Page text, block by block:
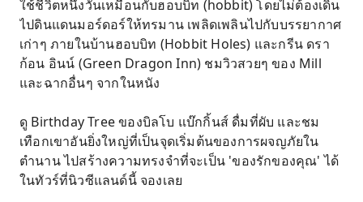
ใช้ชีวิตหนึ่งวันเหมือนกับฮอบบิท (hobbit) โดยไม่ต้องเดิน
ไปดินแดนมอร์ดอร์ให้ทรมาน เพลิดเพลินไปกับบรรยากาศ
เก่าๆ ภายในบ้านฮอบบิท (Hobbit Holes) และกรีน ดรา
ก้อน อินน์ (Green Dragon Inn) ชมวิวสวยๆ ของ Mill
และฉากอื่นๆ จากในหนัง
ดู Birthday Tree ของบิลโบ แบ๊กกิ้นส์ ดื่มที่ผับ และชม
เทือกเขาอันยิ่งใหญ่ที่เป็นจุดเริ่มต้นของการผจญภัยใน
ตำนาน ไปสร้างความทรงจำที่จะเป็น 'ของรักของคุณ' ได้
ในทัวร์ที่นิวซีแลนด์นี้ จองเลย